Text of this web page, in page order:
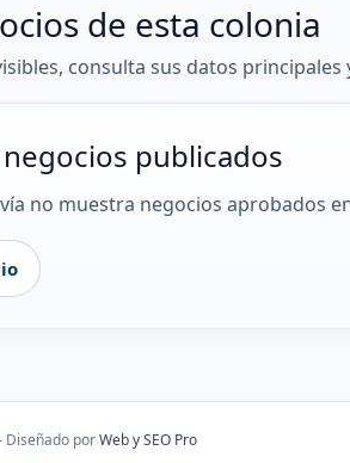
de esta colonia
consulta sus datos
publicados
no muestra negocios aprobados
Diseñado porWeb y SEO Pro